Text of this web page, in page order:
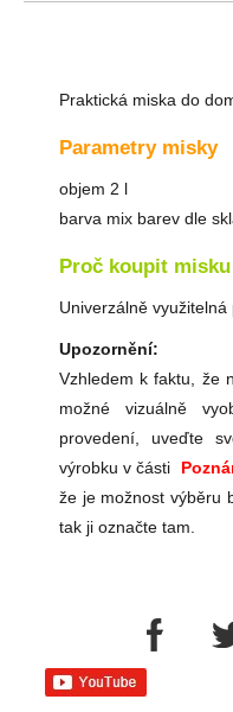
Praktická miska do
Parametry misky
objem 2 l
barva mix barev dle
Proč koupit misku
Univerzálně využitelná
Upozornění:
Vzhledem k faktu, že
možné vizuálně
provedení, uveďte
výrobku v části
že je možnost výběru
tak ji označte tam.